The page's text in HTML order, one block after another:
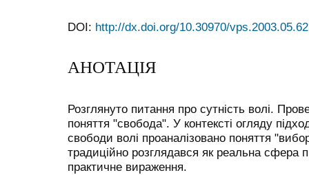
DOI: http://dx.doi.org/10.30970/vps.2003.05.62
АНОТАЦІЯ
Розглянуто питання про сутність волі.
поняття "свобода". У контексті огляду
свободи волі проаналізовано поняття
традиційно розглядався як реальна сфера
практичне вираження.